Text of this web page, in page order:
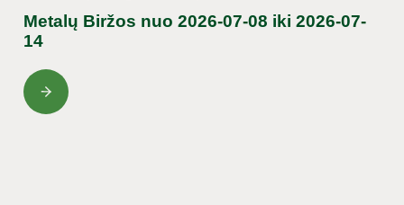
Metalų Biržos nuo 2026-07-08 iki 2026-07-
14